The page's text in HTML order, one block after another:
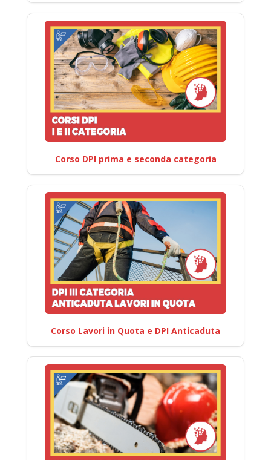
Corso DPI prima e seconda categoria
Corso Lavori in Quota e DPI Anticaduta